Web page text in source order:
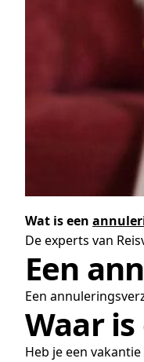
Wat is een
De experts van
Een
Een
Waar
Heb je een